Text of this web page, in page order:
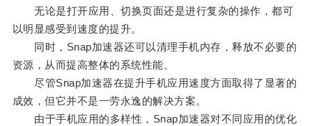
无论是打开应用、切换页面还是进行复杂的操作，都可
以明显感受到速度的提升。
同时，Snap加速器还可以清理手机内存，释放不必要的
资源，从而提高整体的系统性能。
尽管Snap加速器在提升手机应用速度方面取得了显著的
成效，但它并不是一劳永逸的解决方案。
由于手机应用的多样性，Snap加速器对不同应用的优化